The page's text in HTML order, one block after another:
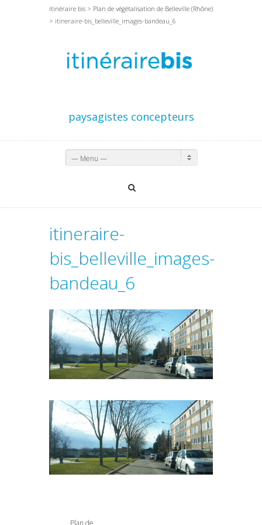
itinéraire bis > Plan de végétalisation de Belleville (Rhône)
> itineraire-bis_belleville_images-bandeau_6
paysagistes concepteurs
— Menu —
itineraire-
bis_belleville_images-
bandeau_6